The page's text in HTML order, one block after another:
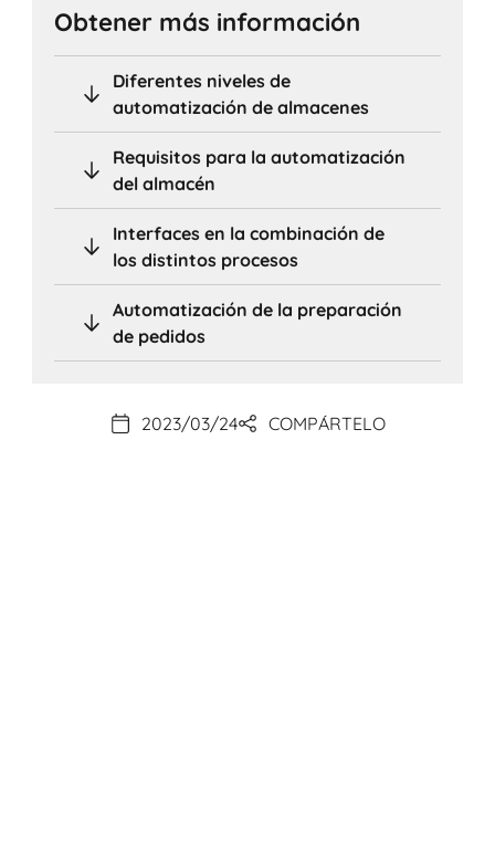
Obtener más información
Diferentes niveles de
automatización de almacenes
Requisitos para la automatización
del almacén
Interfaces en la combinación de
los distintos procesos
Automatización de la preparación
de pedidos
2023/03/24 COMPÁRTELO